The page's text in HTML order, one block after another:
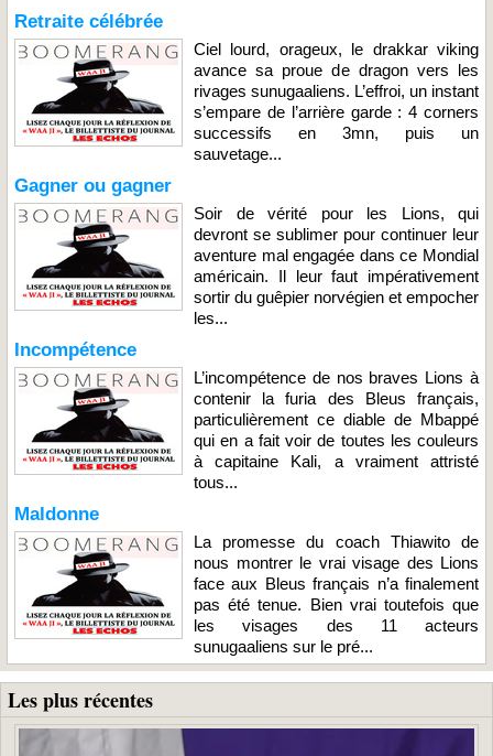
Retraite célébrée
Ciel lourd, orageux, le drakkar viking
avance sa proue de dragon vers les
rivages sunugaaliens. L’effroi, un instant
s’empare de l’arrière garde : 4 corners
successifs en 3mn, puis un
sauvetage...
Gagner ou gagner
Soir de vérité pour les Lions, qui
devront se sublimer pour continuer leur
aventure mal engagée dans ce Mondial
américain. Il leur faut impérativement
sortir du guêpier norvégien et empocher
les...
Incompétence
L’incompétence de nos braves Lions à
contenir la furia des Bleus français,
particulièrement ce diable de Mbappé
qui en a fait voir de toutes les couleurs
à capitaine Kali, a vraiment attristé
tous...
Maldonne
La promesse du coach Thiawito de
nous montrer le vrai visage des Lions
face aux Bleus français n’a finalement
pas été tenue. Bien vrai toutefois que
les visages des 11 acteurs
sunugaaliens sur le pré...
Les plus récentes